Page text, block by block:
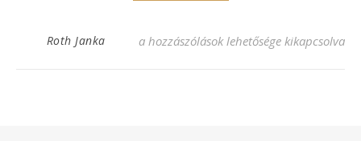
Roth Janka Fűszeres salsa dip recept, ami feldobja az
a hozzászólások lehetősége kikapcsolva